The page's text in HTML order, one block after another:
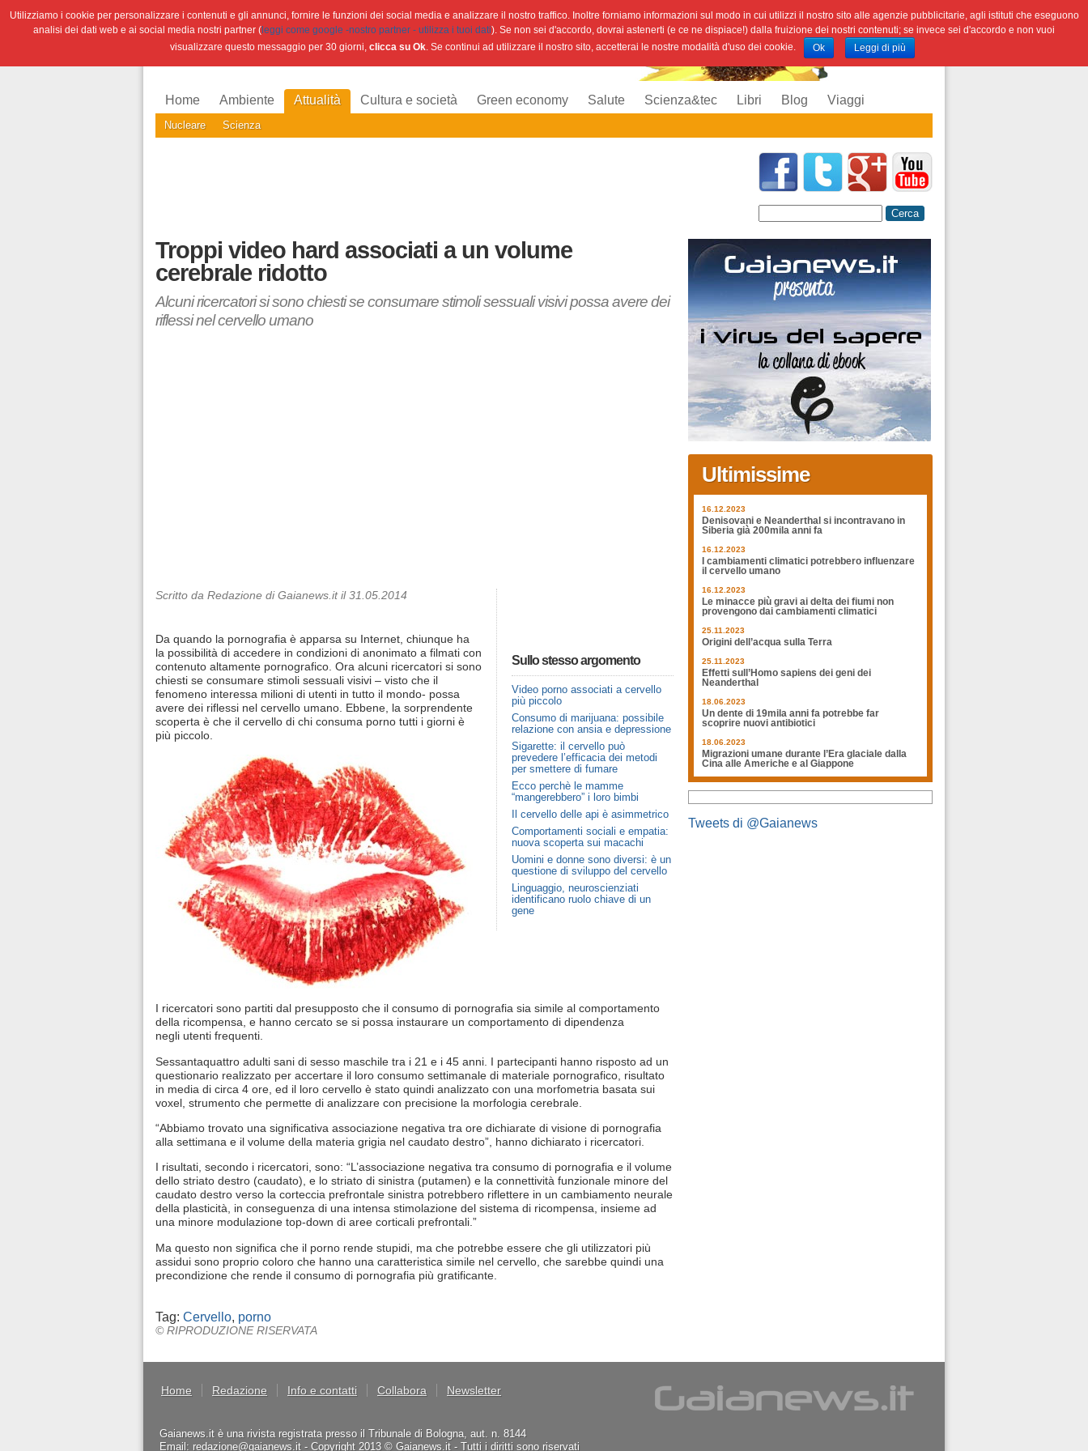
Home Ambiente Attualità
Nucleare Scienza
Cultura e società Green economy Salute Scienza&tec Libri Blog Viaggi
Troppi video hard associati a un volume
cerebrale ridotto
Alcuni ricercatori si sono chiesti se consumare stimoli sessuali visivi possa avere dei
riflessi nel cervello umano
Sullo stesso argomento
Video porno associati a cervello
più piccolo
Consumo di marijuana: possibile
relazione con ansia e depressione
Sigarette: il cervello può
prevedere l’efficacia dei metodi
per smettere di fumare
Ecco perchè le mamme
“mangerebbero” i loro bimbi
Il cervello delle api è asimmetrico
Comportamenti sociali e empatia:
nuova scoperta sui macachi
Uomini e donne sono diversi: è un
questione di sviluppo del cervello
Linguaggio, neuroscienziati
identificano ruolo chiave di un
gene
Scritto da Redazione di Gaianews.it il 31.05.2014
Da quando la pornografia è apparsa su Internet, chiunque ha
la possibilità di accedere in condizioni di anonimato a filmati con
contenuto altamente pornografico. Ora alcuni ricercatori si sono
chiesti se consumare stimoli sessuali visivi – visto che il
fenomeno interessa milioni di utenti in tutto il mondo- possa
avere dei riflessi nel cervello umano. Ebbene, la sorprendente
scoperta è che il cervello di chi consuma porno tutti i giorni è
più piccolo.
I ricercatori sono partiti dal presupposto che il consumo di pornografia sia simile al comportamento
della ricompensa, e hanno cercato se si possa instaurare un comportamento di dipendenza
negli utenti frequenti.
Sessantaquattro adulti sani di sesso maschile tra i 21 e i 45 anni. I partecipanti hanno risposto ad un
questionario realizzato per accertare il loro consumo settimanale di materiale pornografico, risultato
in media di circa 4 ore, ed il loro cervello è stato quindi analizzato con una morfometria basata sui
voxel, strumento che permette di analizzare con precisione la morfologia cerebrale.
“Abbiamo trovato una significativa associazione negativa tra ore dichiarate di visione di pornografia
alla settimana e il volume della materia grigia nel caudato destro”, hanno dichiarato i ricercatori.
I risultati, secondo i ricercatori, sono: “L’associazione negativa tra consumo di pornografia e il volume
dello striato destro (caudato), e lo striato di sinistra (putamen) e la connettività funzionale minore del
caudato destro verso la corteccia prefrontale sinistra potrebbero riflettere in un cambiamento neurale
della plasticità, in conseguenza di una intensa stimolazione del sistema di ricompensa, insieme ad
una minore modulazione top-down di aree corticali prefrontali.”
Ma questo non significa che il porno rende stupidi, ma che potrebbe essere che gli utilizzatori più
assidui sono proprio coloro che hanno una caratteristica simile nel cervello, che sarebbe quindi una
precondizione che rende il consumo di pornografia più gratificante.
Tag: Cervello, porno
© RIPRODUZIONE RISERVATA
Ultimissime
16.12.2023
Denisovani e Neanderthal si incontravano in
Siberia già 200mila anni fa
16.12.2023
I cambiamenti climatici potrebbero influenzare
il cervello umano
16.12.2023
Le minacce più gravi ai delta dei fiumi non
provengono dai cambiamenti climatici
25.11.2023
Origini dell’acqua sulla Terra
25.11.2023
Effetti sull’Homo sapiens dei geni dei
Neanderthal
18.06.2023
Un dente di 19mila anni fa potrebbe far
scoprire nuovi antibiotici
18.06.2023
Migrazioni umane durante l’Era glaciale dalla
Cina alle Americhe e al Giappone
Tweets di @Gaianews
Home Redazione Info e contatti Collabora Newsletter
Gaianews.it è una rivista registrata presso il Tribunale di Bologna, aut. n. 8144
Email: redazione@gaianews.it - Copyright 2013 © Gaianews.it - Tutti i diritti sono riservati
Utilizziamo i cookie per personalizzare i contenuti e gli annunci, fornire le funzioni dei social media e analizzare il nostro traffico. Inoltre forniamo informazioni sul modo in cui utilizzi il nostro sito alle agenzie pubblicitarie, agli istituti che eseguono
analisi dei dati web e ai social media nostri partner ( leggi come google -nostro partner - utilizza i tuoi dati). Se non sei d'accordo, dovrai astenerti (e ce ne dispiace!) dalla fruizione dei nostri contenuti; se invece sei d'accordo e non vuoi
visualizzare questo messaggio per 30 giorni,clicca su Ok. Se continui ad utilizzare il nostro sito, accetterai le nostre modalità d'uso dei cookie. Ok Leggi di più